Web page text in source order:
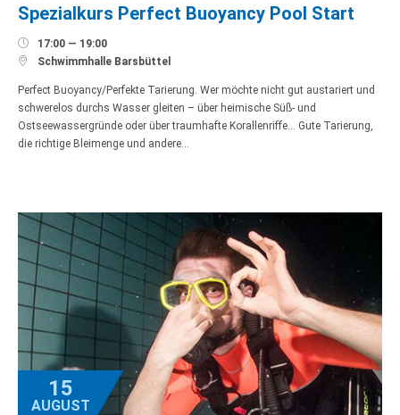
Spezialkurs Perfect Buoyancy Pool Start
 17:00 — 19:00
 Schwimmhalle Barsbüttel
Perfect Buoyancy/Perfekte Tarierung. Wer möchte nicht gut austariert und
schwerelos durchs Wasser gleiten – über heimische Süß- und
Ostseewassergründe oder über traumhafte Korallenriffe… Gute Tarierung,
die richtige Bleimenge und andere…
15
AUGUST